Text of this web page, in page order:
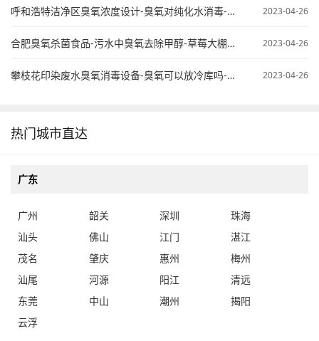
呼和浩特洁净区臭氧浓度设计-臭氧对纯化水消毒-臭氧纯水杀菌 2023-04-26
合肥臭氧杀菌食品-污水中臭氧去除甲醇-草莓大棚臭氧使用 2023-04-26
攀枝花印染废水臭氧消毒设备-臭氧可以放冷库吗-桶装水臭氧处理 2023-04-26
热门城市直达
广东
广州 韶关 深圳
珠海
汕头
佛山 江门
湛江
茂名
肇庆 惠州
梅州
汕尾
河源 阳江
清远
东莞
中山 潮州
揭阳
云浮